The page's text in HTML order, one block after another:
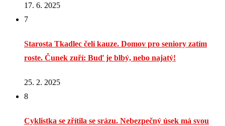
17. 6. 2025
7
Starosta Tkadlec čelí kauze. Domov pro seniory zatím
roste. Čunek zuří: Buď je blbý, nebo najatý!
25. 2. 2025
8
Cyklistka se zřítila se srázu. Nebezpečný úsek má svou